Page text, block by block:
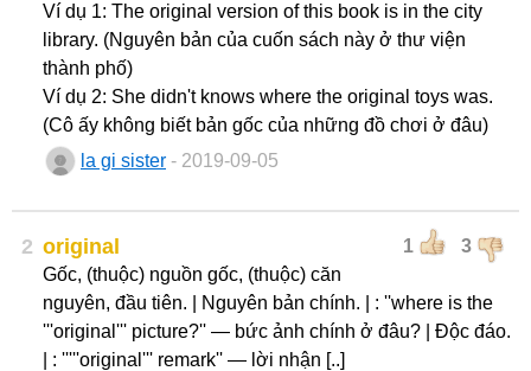
Ví dụ 1: The original version of this book is in the city
library. (Nguyên bản của cuốn sách này ở thư viện
thành phố)
Ví dụ 2: She didn't knows where the original toys was.
(Cô ấy không biết bản gốc của những đồ chơi ở đâu)
la gi sister - 2019-09-05
2 1 3
original
Gốc, (thuộc) nguồn gốc, (thuộc) căn
nguyên, đầu tiên. | Nguyên bản chính. | : ''where is the
'''original''' picture?'' — bức ảnh chính ở đâu? | Độc đáo.
| : '''''original''' remark'' — lời nhận [..]